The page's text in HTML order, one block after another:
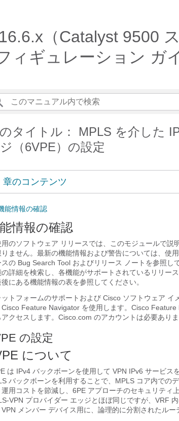
（Catalyst 9500
ィギュレーション ガ
タイトル： MPLS を介した
（6VPE）の設定
章のコンテンツ
能情報の確認
情報の確認
用のソフトウェア リリースでは、このモジュールで説
りません。最新の機能情報および警告については、使
スの Bug Search Tool およびリリース ノートを参照し
の詳細を検索し、各機能がサポートされているリリー
にある機能情報の表を参照してください。
ットフォームのサポートおよび Cisco ソフトウェア イ
Cisco Feature Navigator を使用します。Cisco Feature
クセスします。Cisco.com のアカウントは必要ありま
の設定
について
は IPv4 バックボーンを使用して VPN IPv6 サービス
バックボーンを利用することで、MPLS コア内での
運用コストを節減し、6PE アプローチのセキュリティ
VPN プロバイダー エッジとほぼ同じですが、VRF
VPN メンバー デバイス用に、論理的に分割されたルー